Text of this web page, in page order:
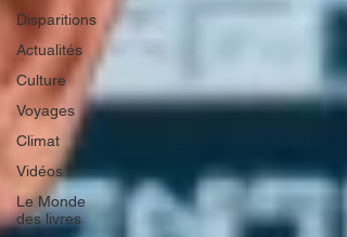
Disparitions
Actualités
Culture
Voyages
Climat
Vidéos
Le Monde
des livres